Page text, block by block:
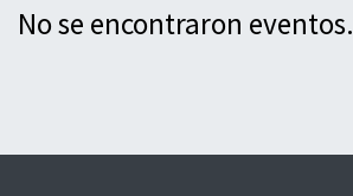
No se encontraron eventos.